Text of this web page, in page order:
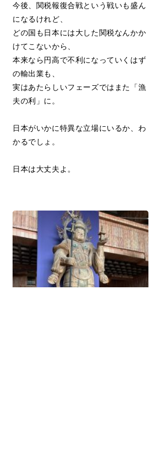
今後、関税報復合戦という戦いも盛ん
になるけれど、
どの国も日本には大した関税なんかか
けてこないから、
本来なら円高で不利になっていくはず
の輸出業も、
実はあたらしいフェーズではまた「漁
夫の利」に。
日本がいかに特異な立場にいるか、わ
かるでしょ。
日本は大丈夫よ。